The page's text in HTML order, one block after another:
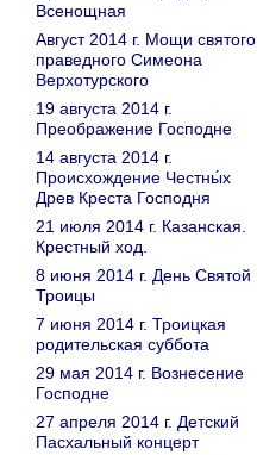
Всенощная
Август 2014 г. Мощи святого
праведного Симеона
Верхотурского
19 августа 2014 г.
Преображение Господне
14 августа 2014 г.
Происхождение Честны́х
Древ Креста Господня
21 июля 2014 г. Казанская.
Крестный ход.
8 июня 2014 г. День Святой
Троицы
7 июня 2014 г. Троицкая
родительская суббота
29 мая 2014 г. Вознесение
Господне
27 апреля 2014 г. Детский
Пасхальный концерт